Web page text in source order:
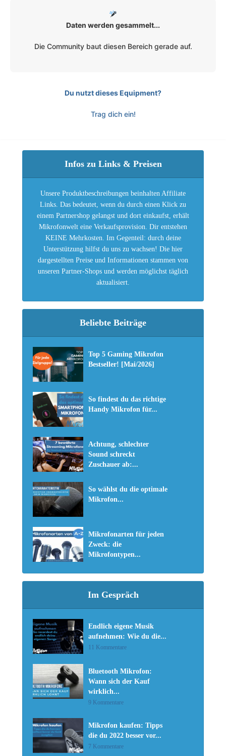
Daten werden gesammelt...
Die Community baut diesen Bereich gerade auf.
Du nutzt dieses Equipment?
Trag dich ein!
Infos zu Links & Preisen
Unsere Produktbeschreibungen beinhalten Affiliate
Links. Das bedeutet, wenn du durch einen Klick zu
einem Partnershop gelangst und dort einkaufst, erhält
Mikrofonwelt eine Verkaufsprovision. Dir entstehen
KEINE Mehrkosten. Im Gegenteil: durch deine
Unterstützung hilfst du uns zu wachsen! Die hier
dargestellten Preise und Informationen stammen von
unseren Partner-Shops und werden möglichst täglich
aktualisiert.
Beliebte Beiträge
Top 5 Gaming Mikrofon
Bestseller! [Mai/2026]
So findest du das richtige
Handy Mikrofon für...
Achtung, schlechter
Sound schreckt
Zuschauer ab:...
So wählst du die optimale
Mikrofon...
Mikrofonarten für jeden
Zweck: die
Mikrofontypen...
Im Gespräch
Endlich eigene Musik
aufnehmen: Wie du die...
11 Kommentare
Bluetooth Mikrofon:
Wann sich der Kauf
wirklich...
9 Kommentare
Mikrofon kaufen: Tipps
die du 2022 besser vor...
7 Kommentare